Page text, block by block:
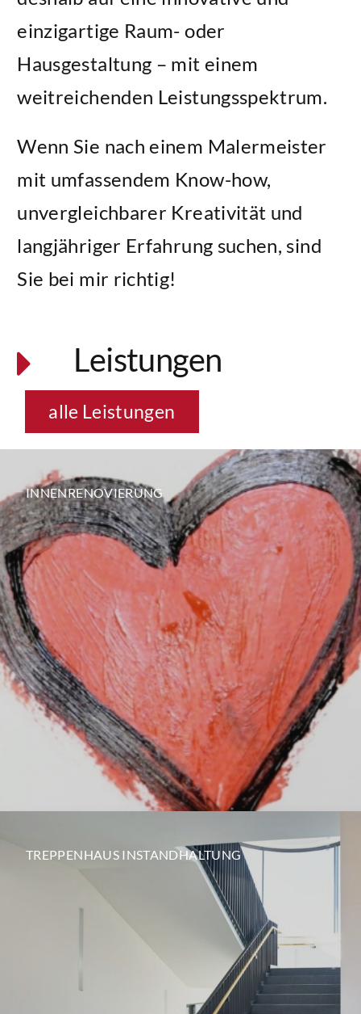
einzigartige Raum- oder
Hausgestaltung – mit einem
weitreichenden Leistungsspektrum.
Wenn Sie nach einem Malermeister
mit umfassendem Know-how,
unvergleichbarer Kreativität und
langjähriger Erfahrung suchen, sind
Sie bei mir richtig!
Leistungen
alle Leistungen
INNENRENOVIERUNG
TREPPENHAUS INSTANDHALTUNG